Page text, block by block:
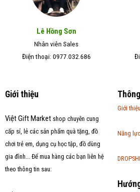
Lê Hồng Sơn
Nhân viên Sales
Điện thoại: 0977.032.686
Giới thiệu
Việt Gift Marketshop chuyên cung
cấp sỉ, lẻ các sản phẩm quà tặng, đồ
chơi trẻ em, dụng cụ học tập, đồ dùng
gia đình... Để mua hàng các bạn liên hệ
theo thông tin sau:
Giới
Năng